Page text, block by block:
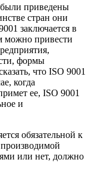
были приведены
стран они
заключается в
можно привести
формы
что ISO 9001
когда
ее, ISO 9001
и
обязательной к
или нет, должно